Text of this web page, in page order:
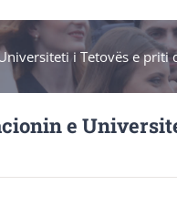
i Tetovës e priti
e